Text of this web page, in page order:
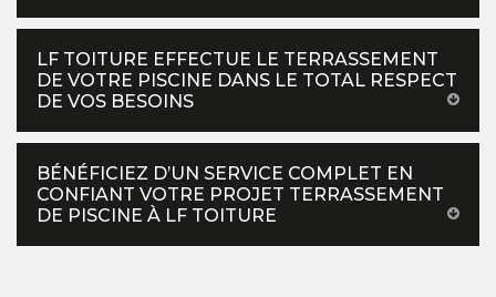
LF TOITURE EFFECTUE LE TERRASSEMENT
DE VOTRE PISCINE DANS LE TOTAL RESPECT
DE VOS BESOINS
BÉNÉFICIEZ D’UN SERVICE COMPLET EN
CONFIANT VOTRE PROJET TERRASSEMENT
DE PISCINE À LF TOITURE